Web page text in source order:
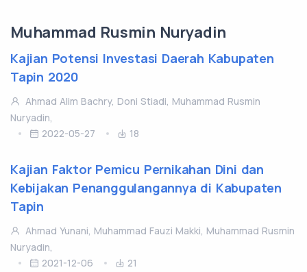
Muhammad Rusmin Nuryadin
Kajian Potensi Investasi Daerah Kabupaten
Tapin 2020
Ahmad Alim Bachry, Doni Stiadi, Muhammad Rusmin
Nuryadin,
2022-05-27
18
Kajian Faktor Pemicu Pernikahan Dini dan
Kebijakan Penanggulangannya di Kabupaten
Tapin
Ahmad Yunani, Muhammad Fauzi Makki, Muhammad Rusmin
Nuryadin,
2021-12-06
21